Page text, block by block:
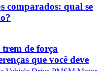
comparados: qual se
de força
que você deve